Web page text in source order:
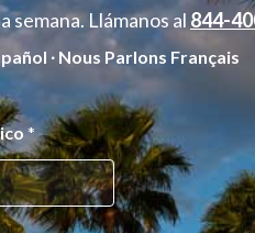
semana. Llámanos al 844-
∙ Nous Parlons Français
*